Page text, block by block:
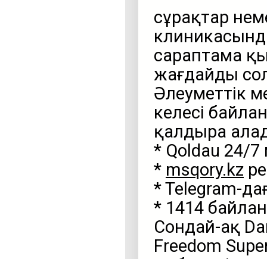
сұрақтар
сараптама
жағдайды
Әлеуметтік
келесі
қалдыра
* Qoldau 24/
* msqory.kz
* Telegram-
* 1414
Сондай-ақ
Freedom